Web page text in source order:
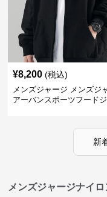
¥8,200 (税込)
メンズジャージ メンズジ
アーバンスポーツフード
新
メンズジャージナイ